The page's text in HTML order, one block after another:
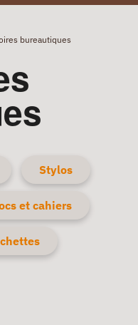
bureautiques
Stylos
et cahiers